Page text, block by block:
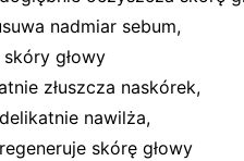
nadmiar sebum,
głowy
złuszcza naskórek,
nawilża,
skórę głowy